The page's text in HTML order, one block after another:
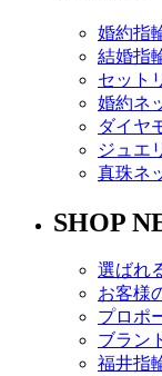
婚約指
結婚指
セット
婚約ネ
ダイヤ
ジュエ
真珠ネ
SHOP
選ばれ
お客様
プロポ
ブラン
福井指